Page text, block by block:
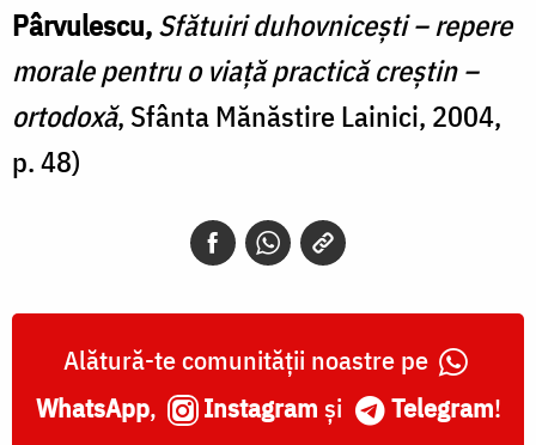
Pârvulescu,Sfătuiri duhovnicești – repere
morale pentru o viață practică creștin –
ortodoxă, Sfânta Mănăstire Lainici, 2004,
p. 48)
Alătură-te comunității noastre pe
WhatsApp, Instagram și Telegram!